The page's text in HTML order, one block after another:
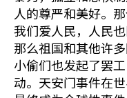
人的尊严和美好。
我们爱人民，人民
那么祖国和其他许
小偷们也发起了罢
动。天安门事件在